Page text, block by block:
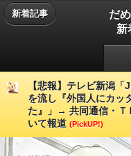
新着記事
だ
新
【悲報】テレビ新潟
を流し『外国人にカッ
た』」→ 共同通信・
いて報道 (PickUP!)